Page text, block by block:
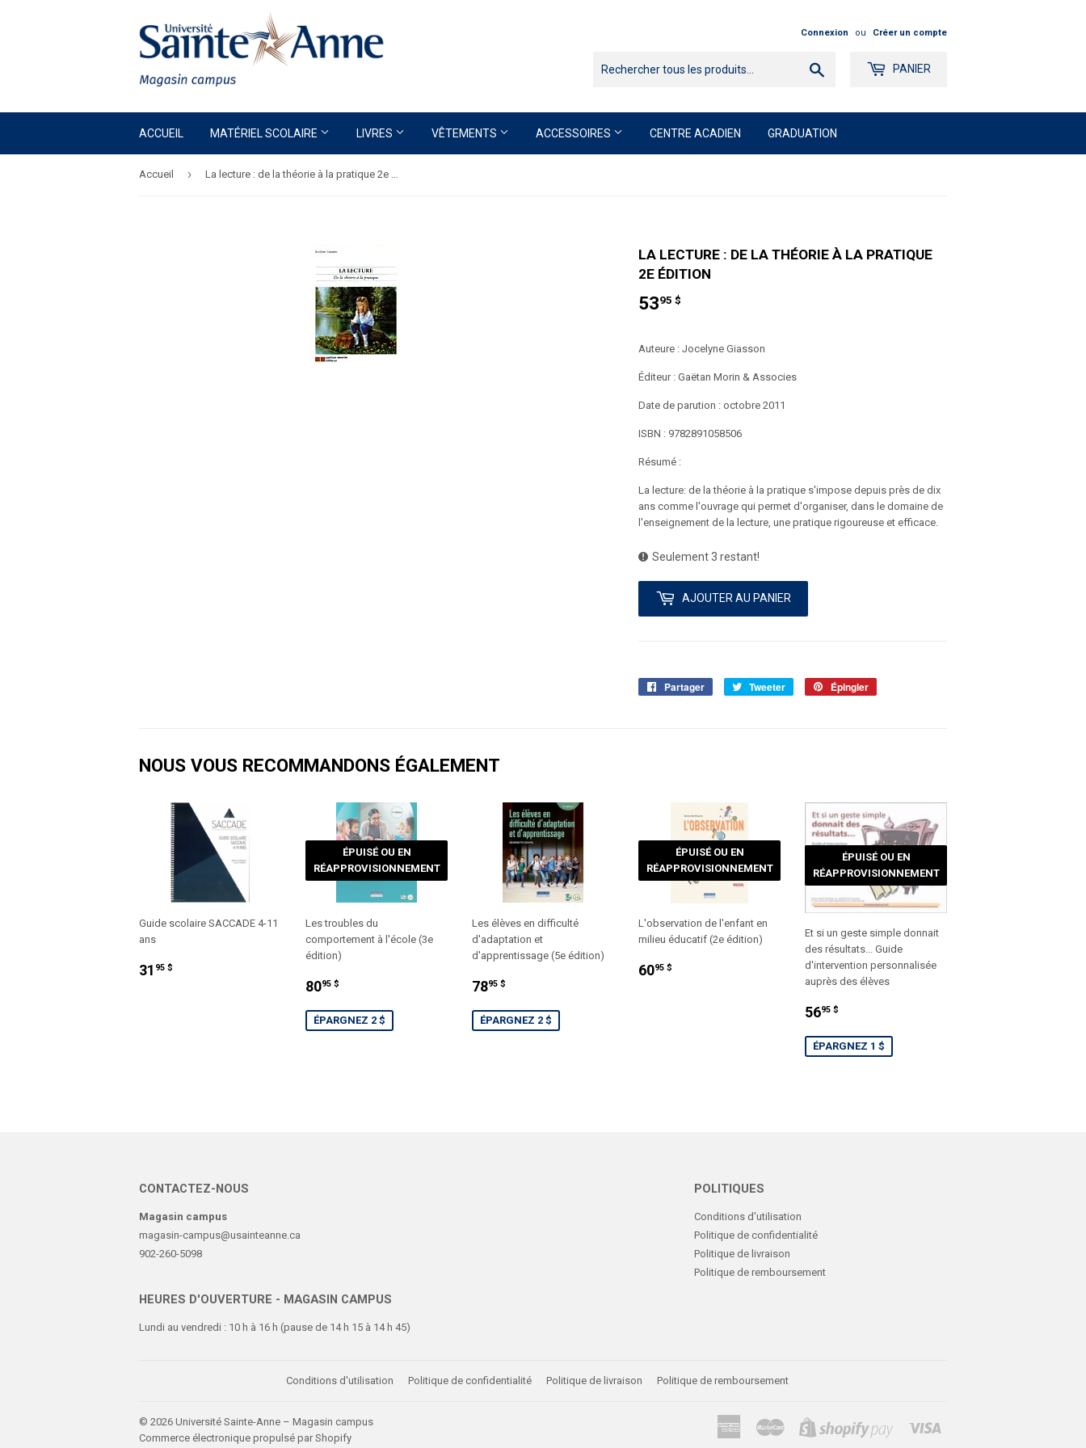
Connexion ou Créer un compte
PANIER
ACCUEIL MATÉRIEL SCOLAIRE LIVRES VÊTEMENTS ACCESSOIRES CENTRE ACADIEN GRADUATION
Accueil › La lecture : de la théorie à la pratique 2e édition
LA LECTURE : DE LA THÉORIE À LA PRATIQUE
2E ÉDITION
5395 $
Auteure : Jocelyne Giasson
Éditeur : Gaëtan Morin & Associes
Date de parution : octobre 2011
ISBN : 9782891058506
Résumé :
La lecture: de la théorie à la pratique s'impose depuis près de dix
ans comme l'ouvrage qui permet d'organiser, dans le domaine de
l'enseignement de la lecture, une pratique rigoureuse et efficace.
Seulement 3 restant!
AJOUTER AU PANIER
Partager
PartagerTweeter
Tweeter
Épingler
NOUS VOUS RECOMMANDONS ÉGALEMENT
Guide scolaire SACCADE 4-11
ans
PRIX
31 95 $
ÉPUISÉ OU EN
RÉAPPROVISIONNEMENT
Les troubles du
comportement à l'école (3e
édition)
PRIX
8095 $
ÉPARGNEZ 2 $
Les élèves en difficulté
d'adaptation et
d'apprentissage (5e édition)
PRIX
7895 $
ÉPARGNEZ 2 $
ÉPUISÉ OU EN
RÉAPPROVISIONNEMENT
L'observation de l'enfant en
milieu éducatif (2e édition)
PRIX
6095 $
ÉPUISÉ OU EN
RÉAPPROVISIONNEMENT
Et si un geste simple donnait
des résultats... Guide
d'intervention personnalisée
auprès des élèves
PRIX
5695 $
ÉPARGNEZ 1 $
CONTACTEZ-NOUS
Magasin campus
magasin-campus@usainteanne.ca
902-260-5098
POLITIQUES
Conditions d'utilisation
Politique de confidentialité
Politique de livraison
Politique de remboursement
HEURES D'OUVERTURE - MAGASIN CAMPUS
Lundi au vendredi : 10 h à 16 h (pause de 14 h 15 à 14 h 45)
Conditions d'utilisation Politique de confidentialité Politique de livraison Politique de remboursement
© 2026 Université Sainte-Anne – Magasin campus
Commerce électronique propulsé par Shopify
American
Express
Master
Shopify